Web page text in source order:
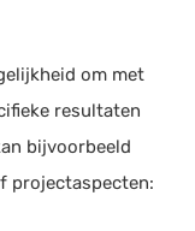
om met
resultaten
bijvoorbeeld
projectaspecten: